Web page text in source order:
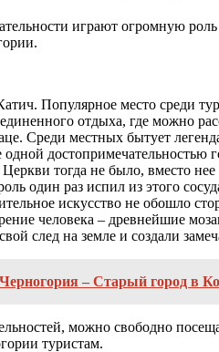
играют огромную
Популярное место среди
отдыха, где можно
Среди местных бытует
достопримечательностью
тогда не было, вместо
один раз испил из этого
искусство не обошло
человека – древнейшие
след на земле и создали
– Старый город в
можно свободно
туристам.